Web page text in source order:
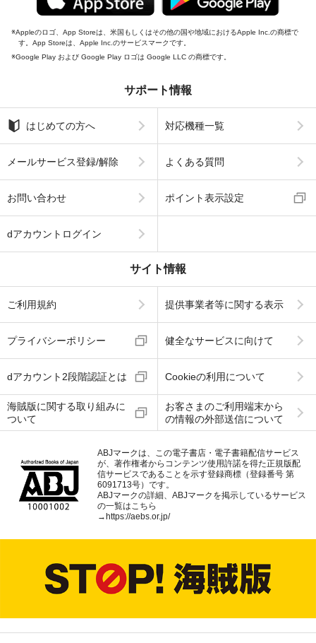
Appleのロゴ、App Storeは、米国もしくはその他の国や地域におけるApple Inc.の商標で
す。App Storeは、Apple Inc.のサービスマークです。
Google Play および Google Play ロゴは Google LLC の商標です。
サポート情報
はじめての方へ 対応機種一覧
メールサービス登録/解除 よくある質問
お問い合わせ ポイント表示設定
dアカウントログイン
サイト情報
ご利用規約 提供事業者等に関する表示
プライバシーポリシー 健全なサービスに向けて
dアカウント2段階認証とは Cookieの利用について
海賊版に関する取り組みに
ついて
お客さまのご利用端末から
の情報の外部送信について
ABJマークは、この電子書店・電子書籍配信サービス
が、著作権者からコンテンツ使用許諾を得た正規版配
信サービスであることを示す登録商標（登録番号 第
6091713号）です。
ABJマークの詳細、ABJマークを掲示しているサービス
の一覧はこちら
→ https://aebs.or.jp/